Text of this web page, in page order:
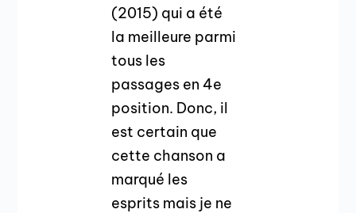
(2015) qui a été
la meilleure parmi
tous les
passages en 4e
position. Donc, il
est certain que
cette chanson a
marqué les
esprits mais je ne